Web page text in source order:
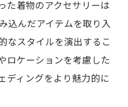
た着物のアクセサリーは
込んだアイテムを取り入
なスタイルを演出するこ
ロケーションを考慮した
ディングをより魅力的に